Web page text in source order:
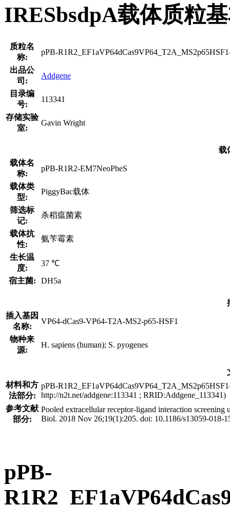
IRESbsdpA载体质粒
质粒名
称:
pPB-
出品公
司:
Addgene
目录编
号:
113341
存储实验
室:
Gavin Wright
载
载体名
称:
pPB-R1R2-EM7NeoPheS
载体类
型:
PiggyBac载体
筛选标
记:
杀稻瘟菌素
载体抗
性:
氨苄霉素
生长温
度:
37 ℃
宿主菌:
DH5a
插入基因
名称:
VP64-dCas9-VP64-T2A-MS2-p65-HSF1
物种来
源:
H. sapiens (human); S. pyogenes
材料和方
法部分:
pPB-
http://n2t.net/addgene:113341 ; RRID:Addgene_113341)
参考文献
部分:
Pooled extracellular receptor-ligand interaction
Biol. 2018 Nov 26;19(1):205. doi: 10.1186/s13059-018-
pPB-